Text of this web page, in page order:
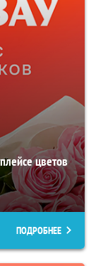
цветов
ПОДРОБНЕЕ